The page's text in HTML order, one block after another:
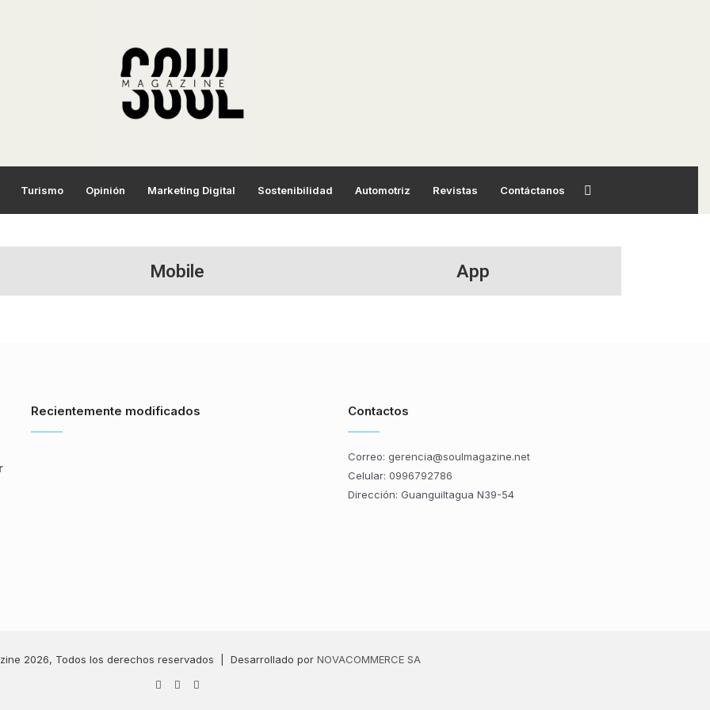
Turismo Opinión Marketing Digital Sostenibilidad Automotriz Revistas Contáctanos
Mobile App
Recientemente modificados Contactos
Correo: gerencia@soulmagazine.net
Celular: 0996792786
Dirección: Guanguiltagua N39-54
2026, Todos los derechos reservados | Desarrollado por NOVACOMMERCE SA